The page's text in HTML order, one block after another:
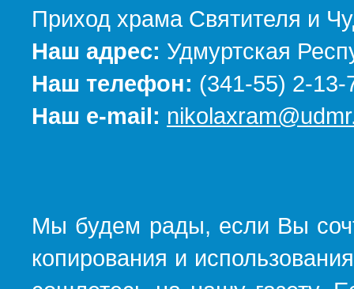
Приход храма Святителя и
Наш адрес: Удмуртская
Наш телефон: (341-55) 2-13-
Наш e-mail:
Мы будем рады, если Вы
копирования и